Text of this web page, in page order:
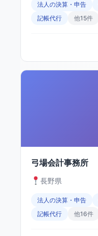
法人の決算・申告
記帳代行
他15件
弓場会計事務所
長野県
法人の決算・申告
記帳代行
他16件